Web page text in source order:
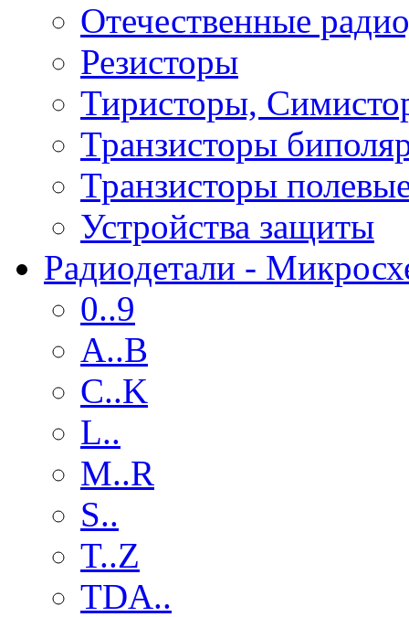
Отечественные
Резисторы
Тиристоры,
Транзисторы
Транзисторы
Устройства защиты
Радиодетали -
0..9
A..B
C..K
L..
M..R
S..
T..Z
TDA..